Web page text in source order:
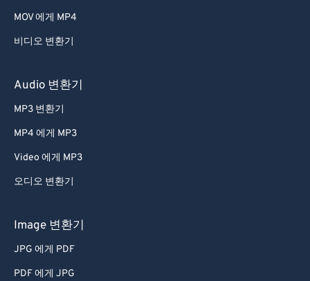
MOV 에게 MP4
비디오 변환기
Audio 변환기
MP3 변환기
MP4 에게 MP3
Video 에게 MP3
오디오 변환기
Image 변환기
JPG 에게 PDF
PDF 에게 JPG